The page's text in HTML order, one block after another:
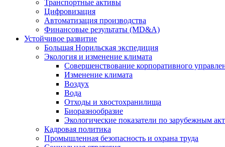
Транспортные активы
Цифровизация
Автоматизация производства
Финансовые результаты (MD&A)
Устойчивое развитие
Большая Норильская экспедиция
Экология и изменение климата
Совершенствование корпоративного
Изменение климата
Воздух
Вода
Отходы и хвостохранилища
Биоразнообразие
Экологические показатели по зарубежным
Кадровая политика
Промышленная безопасность и охрана труда